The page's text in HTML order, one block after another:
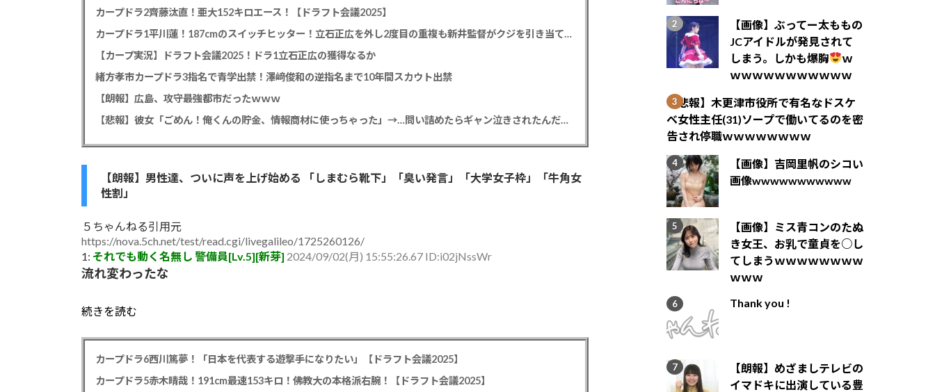
カープドラ2齊藤汰直！亜大152キロエース！【ドラフト会議2025】
カープドラ1平川蓮！187cmのスイッチヒッター！立石正広を外し2度目の重複も新井監督がクジを引き当てる！【ドラフト会議2025】
【カープ実況】ドラフト会議2025！ドラ1立石正広の獲得なるか
緒方孝市カープドラ3指名で青学出禁！澤﨑俊和の逆指名まで10年間スカウト出禁
【朗報】広島、攻守最強都市だったｗｗｗ
【悲報】彼女「ごめん！俺くんの貯金、情報商材に使っちゃった」→…問い詰めたらギャン泣きされたんだが俺が悪いのか？
【朗報】男性達、ついに声を上げ始める 「しまむら靴下」「臭い発言」「大学女子枠」「牛角女
性割」
５ちゃんねる引用元
https://nova.5ch.net/test/read.cgi/livegalileo/1725260126/
1: それでも動く名無し 警備員[Lv.5][新芽] 2024/09/02(月) 15:55:26.67 ID:i02jNssWr
流れ変わったな
続きを読む
カープドラ6西川篤夢！「日本を代表する遊撃手になりたい」【ドラフト会議2025】
カープドラ5赤木晴哉！191cm最速153キロ！佛教大の本格派右腕！【ドラフト会議2025】
【画像】ぶってー太ももの
JCアイドルが発見されて
しまう。しかも爆胸
ｗ
ｗｗｗｗｗｗｗｗｗｗｗ
【悲報】木更津市役所で有名なドスケ
ベ女性主任(31)ソープで働いてるのを密
告され停職ｗｗｗｗｗｗｗｗ
【画像】吉岡里帆のシコい
画像wwwwwwwwwww
【画像】ミス青コンのたぬ
き女王、お乳で童貞を○し
てしまうｗｗｗｗｗｗｗｗ
ｗｗｗ
Thank you !
【朗報】めざましテレビの
イマドキに出演している豊